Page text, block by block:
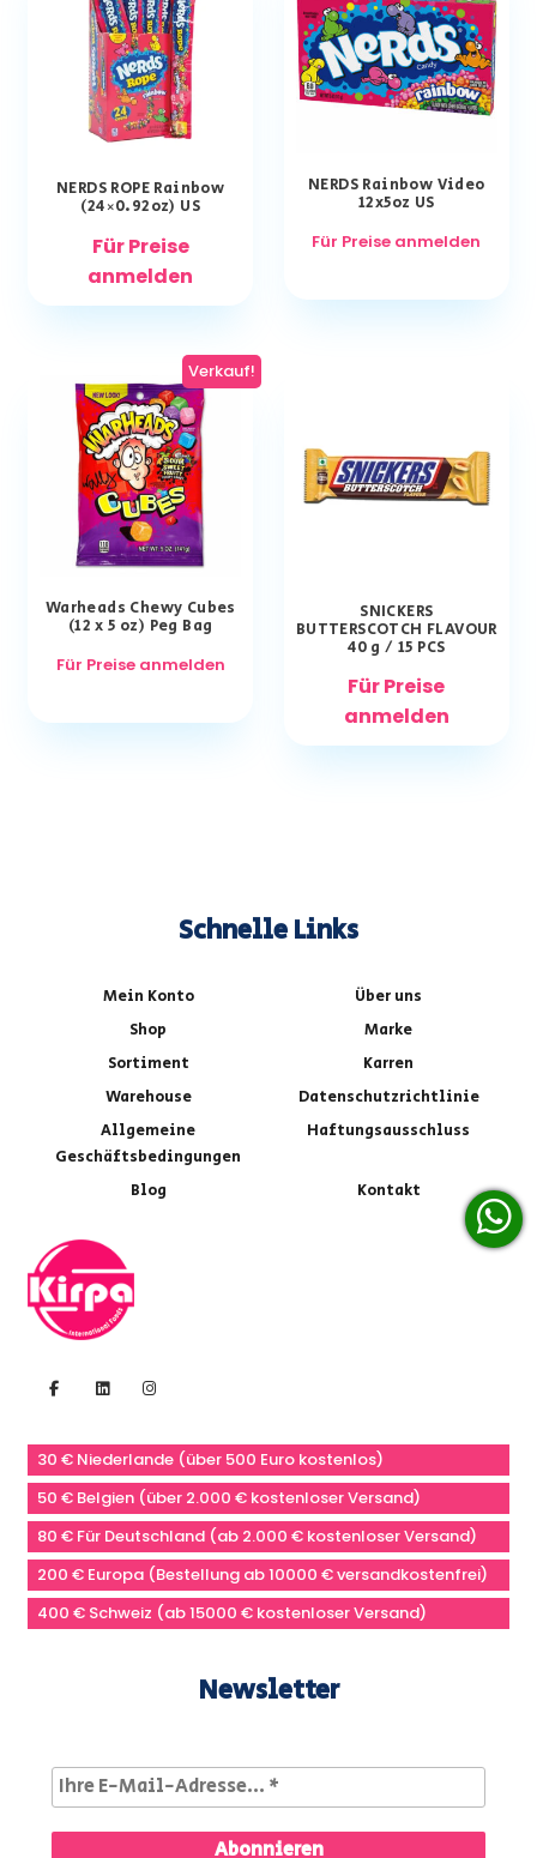
NERDS ROPE Rainbow
(24×0.92oz) US
Für Preise
anmelden
NERDS Rainbow Video
12x5oz US
Für Preise anmelden
Verkauf!
Warheads Chewy Cubes
(12 x 5 oz) Peg Bag
Für Preise anmelden
SNICKERS
BUTTERSCOTCH FLAVOUR
40 g / 15 PCS
Für Preise
anmelden
Schnelle Links
Mein Konto
Über uns
Shop
Marke
Sortiment
Karren
Warehouse
Datenschutzrichtlinie
Allgemeine
Geschäftsbedingungen
Haftungsausschluss
Blog Kontakt
30 € Niederlande (über 500 Euro kostenlos)
50 € Belgien (über 2.000 € kostenloser Versand)
80 € Für Deutschland (ab 2.000 € kostenloser Versand)
200 € Europa (Bestellung ab 10000 € versandkostenfrei)
400 € Schweiz (ab 15000 € kostenloser Versand)
Newsletter